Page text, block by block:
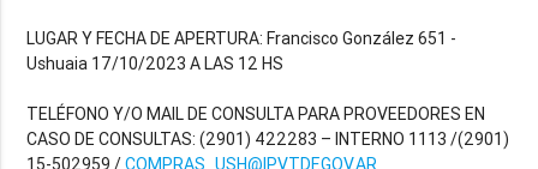
LUGAR Y FECHA DE APERTURA: Francisco González 651 -
Ushuaia 17/10/2023 A LAS 12 HS
TELÉFONO Y/O MAIL DE CONSULTA PARA PROVEEDORES EN
CASO DE CONSULTAS: (2901) 422283 – INTERNO 1113 /(2901)
15-502959 /COMPRAS_USH@IPVTDF.GOV.AR